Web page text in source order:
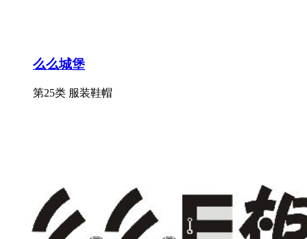
么么城堡
第25类 服装鞋帽